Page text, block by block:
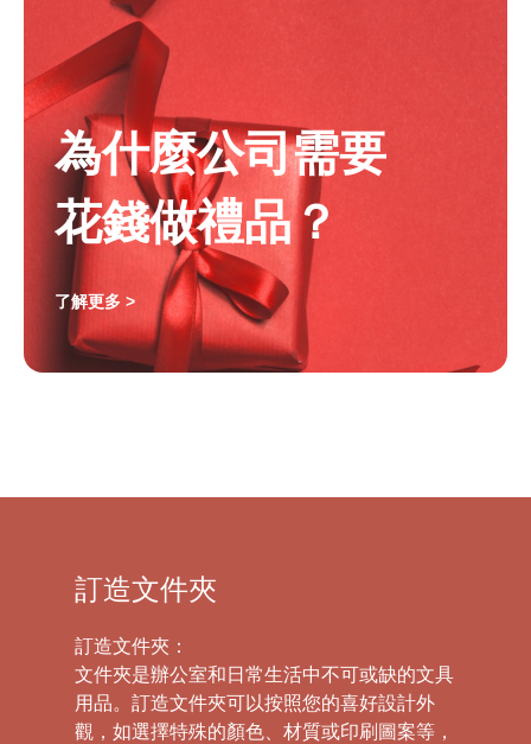
為什麼公司需要
花錢做禮品？
了解更多 >
訂造文件夾
訂造文件夾：
文件夾是辦公室和日常生活中不可或缺的文具
用品。訂造文件夾可以按照您的喜好設計外
觀，如選擇特殊的顏色、材質或印刷圖案等，